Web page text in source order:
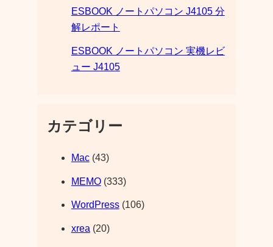
ESBOOK ノートパソコン J4105 分
解レポート
ESBOOK ノートパソコン 実機レビ
ュー J4105
カテゴリー
Mac(43)
MEMO(333)
WordPress(106)
xrea (20)